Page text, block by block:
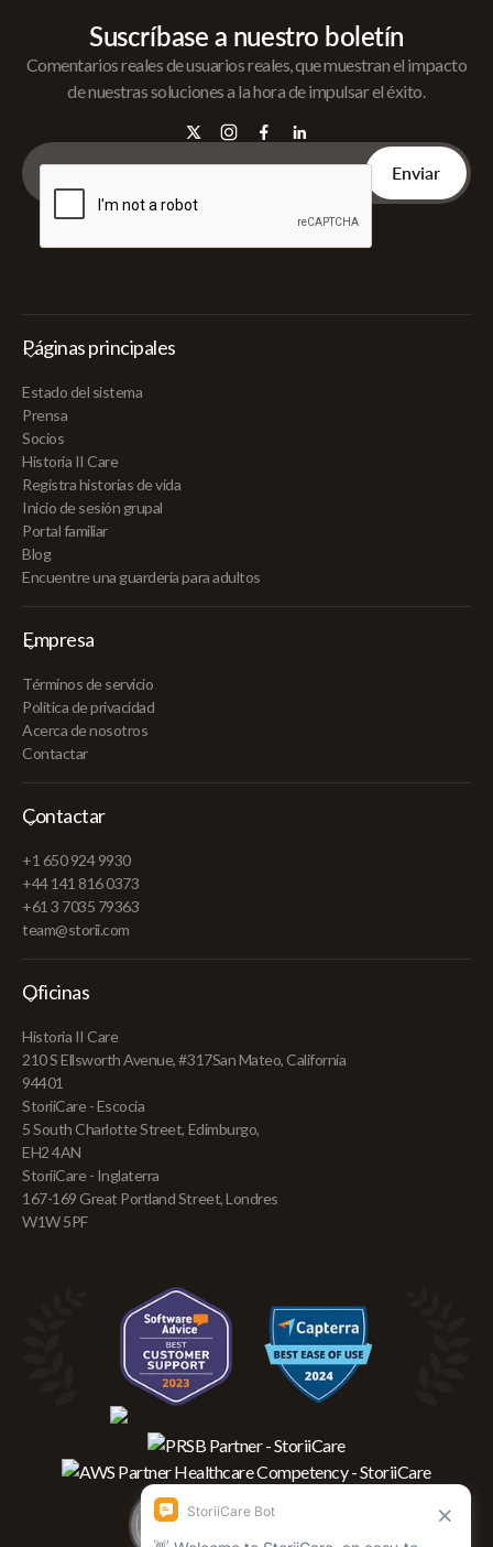
Suscríbase a nuestro boletín
Comentarios reales de usuarios reales, que muestran el impacto
de nuestras soluciones a la hora de impulsar el éxito.
Páginas principales
Estado del sistema
Prensa
Socios
Historia II Care
Registra historias de vida
Inicio de sesión grupal
Portal familiar
Blog
Encuentre una guardería para adultos
Empresa
Términos de servicio
Política de privacidad
Acerca de nosotros
Contactar
Contactar
+1 650 924 9930
+44 141 816 0373
+61 3 7035 79363
team@storii.com
Oficinas
Historia II Care
210 S Ellsworth Avenue, #317San Mateo, California
94401
StoriiCare - Escocia
5 South Charlotte Street, Edimburgo,
EH2 4AN
StoriiCare - Inglaterra
167-169 Great Portland Street, Londres
W1W 5PF